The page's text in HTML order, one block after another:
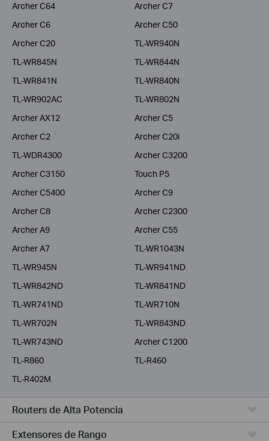
Archer C64
Archer C7
Archer C6
Archer C50
Archer C20
TL-WR940N
TL-WR845N
TL-WR844N
TL-WR841N
TL-WR840N
TL-WR902AC
TL-WR802N
Archer AX12
Archer C5
Archer C2
Archer C20i
TL-WDR4300
Archer C3200
Archer C3150
Touch P5
Archer C5400
Archer C9
Archer C8
Archer C2300
Archer A9
Archer C55
Archer A7
TL-WR1043N
TL-WR945N
TL-WR941ND
TL-WR842ND
TL-WR841ND
TL-WR741ND
TL-WR710N
TL-WR702N
TL-WR843ND
TL-WR743ND
Archer C1200
TL-R860
TL-R460
TL-R402M
Routers de Alta Potencia
Extensores de Rango